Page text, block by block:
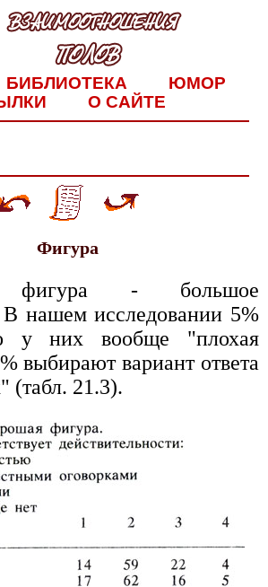
БИБЛИОТЕКА
ЮМОР
О САЙТЕ
Фигура
фигура - большое
В нашем исследовании 5%
у них вообще "плохая
выбирают вариант ответа
(табл. 21.3).